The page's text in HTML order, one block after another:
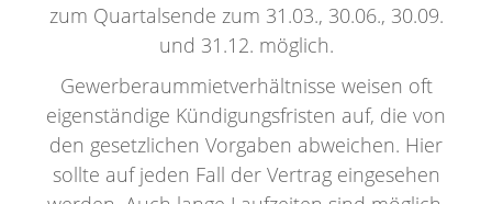
zum Quartalsende zum 31.03., 30.06., 30.09.
und 31.12. möglich.
Gewerberaummietverhältnisse weisen oft
eigenständige Kündigungsfristen auf, die von
den gesetzlichen Vorgaben abweichen. Hier
sollte auf jeden Fall der Vertrag eingesehen